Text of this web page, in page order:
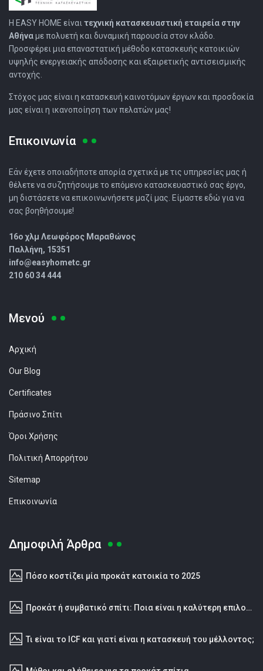
Η EASY HOMΕ είναιτεχνική κατασκευαστική εταιρεία στην
Αθήναμε πολυετή και δυναμική παρουσία στον κλάδο.
Προσφέρει μια επαναστατική μέθοδο κατασκευής κατοικιών
υψηλής ενεργειακής απόδοσης και εξαιρετικής αντισεισμικής
αντοχής.
Στόχος μας είναι η κατασκευή καινοτόμων έργων και προσδοκία
μας είναι η ικανοποίηση των πελατών μας!
Επικοινωνία
Εάν έχετε οποιαδήποτε απορία σχετικά με τις υπηρεσίες μας ή
θέλετε να συζητήσουμε το επόμενο κατασκευαστικό σας έργο,
μη διστάσετε να επικοινωνήσετε μαζί μας. Είμαστε εδώ για να
σας βοηθήσουμε!
16o χλμ Λεωφόρος Μαραθώνος
Παλλήνη, 15351
info@easyhometc.gr
210 60 34 444
Μενού
Αρχική
Our Blog
Certificates
Πράσινο Σπίτι
Όροι Χρήσης
Πολιτική Απορρήτου
Sitemap
Επικοινωνία
Δημοφιλή Άρθρα
Πόσο κοστίζει μία προκάτ κατοικία το 2025
Προκάτ ή συμβατικό σπίτι: Ποια είναι η καλύτερη επιλογή;
Τι είναι το ICF και γιατί είναι η κατασκευή του μέλλοντος;